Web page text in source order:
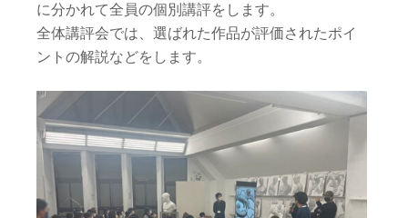
に分かれて全員の個別講評をします。
全体講評会では、選ばれた作品が評価されたポイ
ントの解説などをします。